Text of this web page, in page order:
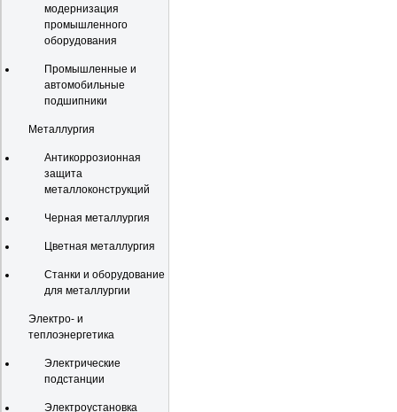
модернизация
промышленного
оборудования
Промышленные и
автомобильные
подшипники
Металлургия
Антикоррозионная
защита
металлоконструкций
Черная металлургия
Цветная металлургия
Станки и оборудование
для металлургии
Электро- и
теплоэнергетика
Электрические
подстанции
Электроустановка